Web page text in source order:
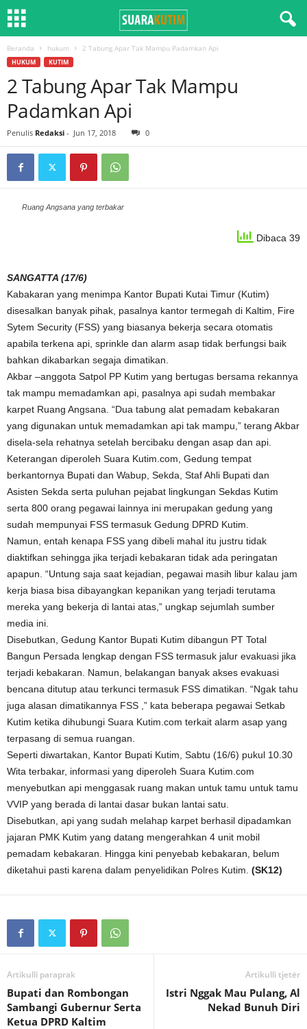
Beranda hukum 2 Tabung Apar Tak Mampu Padamkan Api
HUKUM KUTIM
2 Tabung Apar Tak Mampu
Padamkan Api
Penulis Redaksi - Jun 17, 2018 0
Ruang Angsana yang terbakar
Dibaca 39
SANGATTA (17/6)
Kabakaran yang menimpa Kantor Bupati Kutai Timur (Kutim)
disesalkan banyak pihak, pasalnya kantor termegah di Kaltim, Fire
Sytem Security (FSS) yang biasanya bekerja secara otomatis
apabila terkena api, sprinkle dan alarm asap tidak berfungsi baik
bahkan dikabarkan segaja dimatikan.
Akbar –anggota Satpol PP Kutim yang bertugas bersama rekannya
tak mampu memadamkan api, pasalnya api sudah membakar
karpet Ruang Angsana. “Dua tabung alat pemadam kebakaran
yang digunakan untuk memadamkan api tak mampu,” terang Akbar
disela-sela rehatnya setelah bercibaku dengan asap dan api.
Keterangan diperoleh Suara Kutim.com, Gedung tempat
berkantornya Bupati dan Wabup, Sekda, Staf Ahli Bupati dan
Asisten Sekda serta puluhan pejabat lingkungan Sekdas Kutim
serta 800 orang pegawai lainnya ini merupakan gedung yang
sudah mempunyai FSS termasuk Gedung DPRD Kutim.
Namun, entah kenapa FSS yang dibeli mahal itu justru tidak
diaktifkan sehingga jika terjadi kebakaran tidak ada peringatan
apapun. “Untung saja saat kejadian, pegawai masih libur kalau jam
kerja biasa bisa dibayangkan kepanikan yang terjadi terutama
mereka yang bekerja di lantai atas,” ungkap sejumlah sumber
media ini.
Disebutkan, Gedung Kantor Bupati Kutim dibangun PT Total
Bangun Persada lengkap dengan FSS termasuk jalur evakuasi jika
terjadi kebakaran. Namun, belakangan banyak akses evakuasi
bencana ditutup atau terkunci termasuk FSS dimatikan. “Ngak tahu
juga alasan dimatikannya FSS ,” kata beberapa pegawai Setkab
Kutim ketika dihubungi Suara Kutim.com terkait alarm asap yang
terpasang di semua ruangan.
Seperti diwartakan, Kantor Bupati Kutim, Sabtu (16/6) pukul 10.30
Wita terbakar, informasi yang diperoleh Suara Kutim.com
menyebutkan api menggasak ruang makan untuk tamu untuk tamu
VVIP yang berada di lantai dasar bukan lantai satu.
Disebutkan, api yang sudah melahap karpet berhasil dipadamkan
jajaran PMK Kutim yang datang mengerahkan 4 unit mobil
pemadam kebakaran. Hingga kini penyebab kebakaran, belum
diketahui pasti karena dalam penyelidikan Polres Kutim. (SK12)
Artikulli paraprak
Bupati dan Rombongan
Sambangi Gubernur Serta
Ketua DPRD Kaltim
Artikulli tjetër
Istri Nggak Mau Pulang, Al
Nekad Bunuh Diri